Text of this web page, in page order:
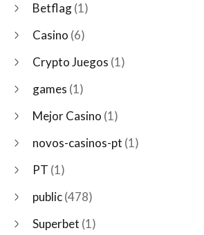
Betflag(1)
Casino (6)
Crypto Juegos (1)
games (1)
Mejor Casino (1)
novos-casinos-pt (1)
PT (1)
public(478)
Superbet (1)